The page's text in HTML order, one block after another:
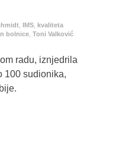
IMS
kvaliteta
bolnice Toni Valković
radu, iznjedrila
100 sudionika,